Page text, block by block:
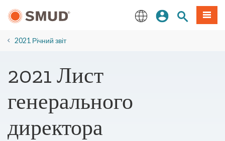
до
змісту
Увійдіть
Пошук по
Меню
2021 Річний звіт
2021 Лист
генерального
директора